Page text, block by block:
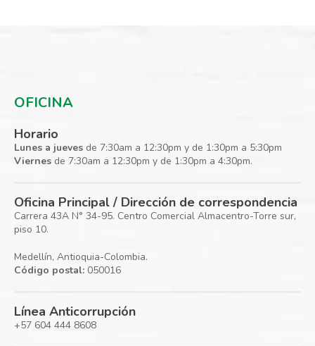
OFICINA
Horario
Lunes a jueves de 7:30am a 12:30pm y de 1:30pm a 5:30pm
Viernes de 7:30am a 12:30pm y de 1:30pm a 4:30pm.
Oficina Principal / Dirección de correspondencia
Carrera 43A N° 34-95. Centro Comercial Almacentro-Torre sur,
piso 10.
Medellín, Antioquia-Colombia.
Código postal: 050016
Línea Anticorrupción
+57 604 444 8608